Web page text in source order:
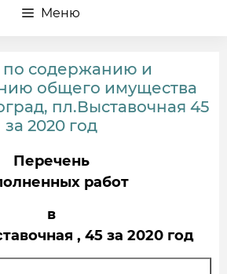
Меню
по содержанию и
общего имущества
пл.Выставочная 45
за 2020 год
Перечень
работ
в
, 45 за 2020 год